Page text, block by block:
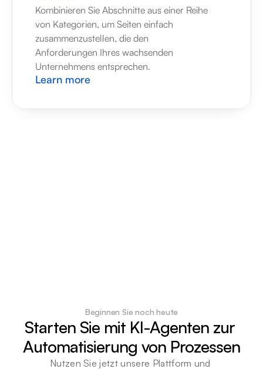
Kombinieren Sie Abschnitte aus einer Reihe
von Kategorien, um Seiten einfach
zusammenzustellen, die den
Anforderungen Ihres wachsenden
Unternehmens entsprechen.
Learn more
Beginnen Sie noch heute
Starten Sie mit KI-Agenten zur
Automatisierung von Prozessen
Nutzen Sie jetzt unsere Plattform und